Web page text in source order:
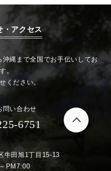
・アクセス
縄まで全国でお手伝いしてお
。
ください。
問い合わせ
6751
牛田旭1丁目15-13
PM7:00